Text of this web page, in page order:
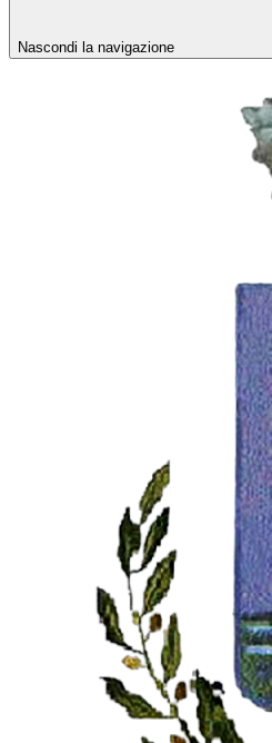
Nascondi la navigazione